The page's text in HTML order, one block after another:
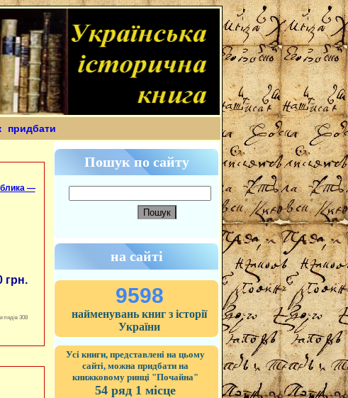
придбати
—
грн.
308
Пошук по сайту
на сайті
9598
найменувань книг з історії
України
Усі книги, представлені на цьому
сайті, можна придбати на
книжковому ринці "Почайна"
54 ряд 1 місце